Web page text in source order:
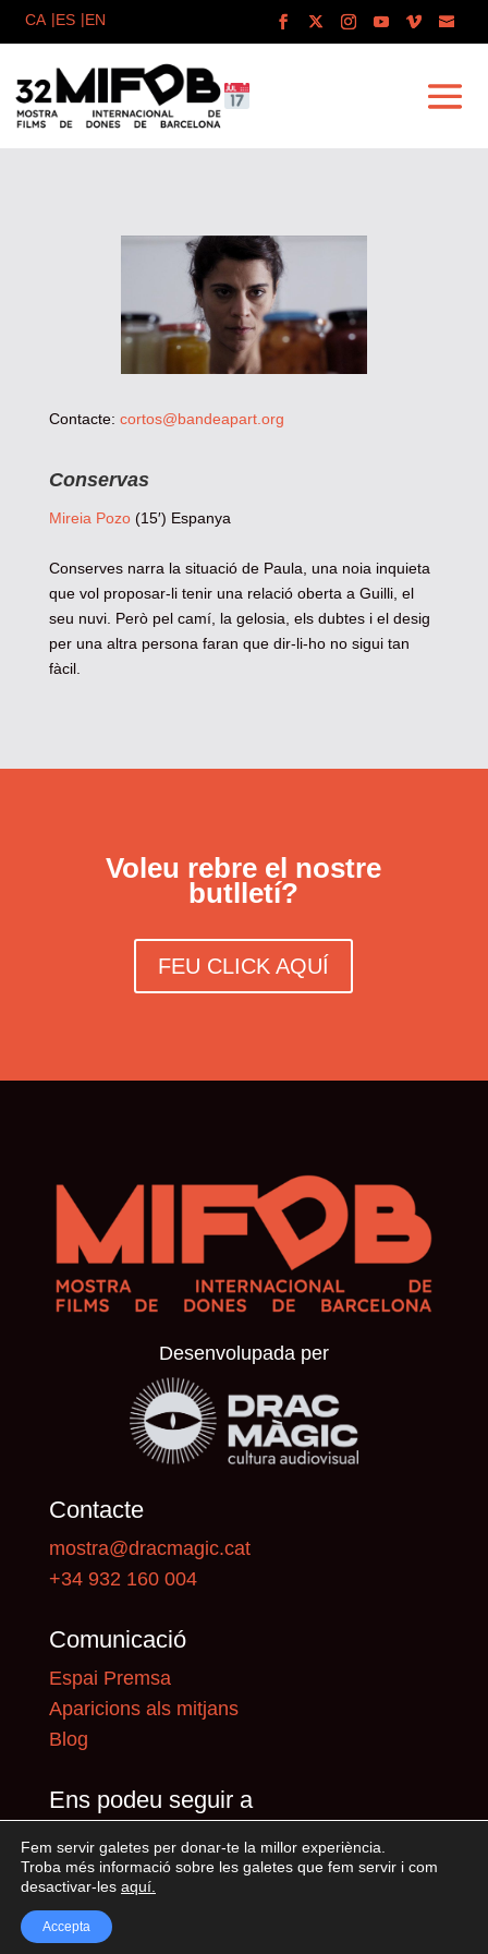
Contacte: cortos@bandeapart.org
Conservas
Mireia Pozo(15′) Espanya
Conserves narra la situació de Paula, una noia inquieta
que vol proposar-li tenir una relació oberta a Guilli, el
seu nuvi. Però pel camí, la gelosia, els dubtes i el desig
per una altra persona faran que dir-li-ho no sigui tan
fàcil.
Voleu rebre el nostre
butlletí?
FEU CLICK AQUÍ
Desenvolupada per
Contacte
mostra@dracmagic.cat
+34 932 160 004
Comunicació
Espai Premsa
Aparicions als mitjans
Blog
Ens podeu seguir a
Fem servir galetes per donar-te la millor experiència.
Troba més informació sobre les galetes que fem servir i com
desactivar-les aquí
Accepta